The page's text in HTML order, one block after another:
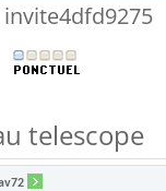
invite4dfd9275
telescope